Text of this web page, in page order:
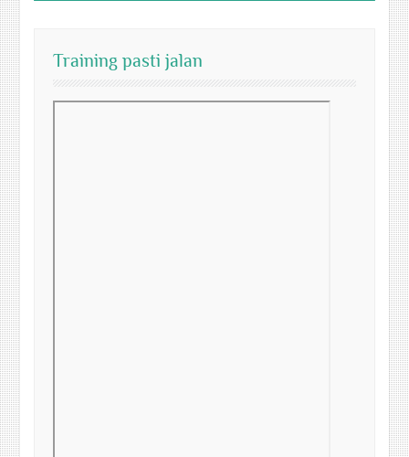
Training pasti jalan